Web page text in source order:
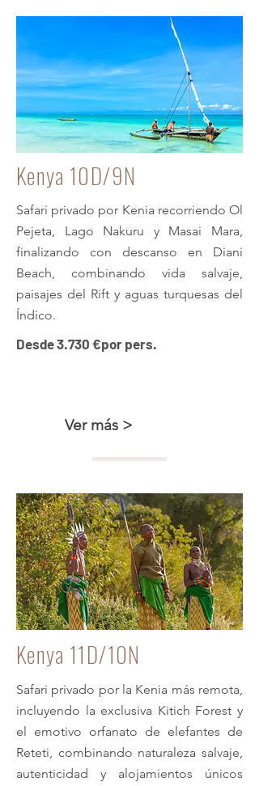
Kenya 10D/9N
Safari privado por Kenia recorriendo Ol
Pejeta, Lago Nakuru y Masai Mara,
finalizando con descanso en Diani
Beach, combinando vida salvaje,
paisajes del Rift y aguas turquesas del
Índico.
Desde 3.730 €por pers.
Ver más >
Kenya 11D/10N
Safari privado por la Kenia más remota,
incluyendo la exclusiva Kitich Forest y
el emotivo orfanato de elefantes de
Reteti, combinando naturaleza salvaje,
autenticidad y alojamientos únicos